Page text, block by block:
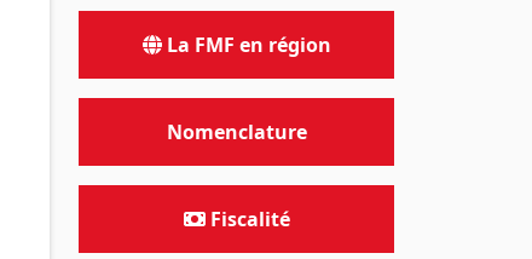
La FMF en région
Nomenclature
Fiscalité